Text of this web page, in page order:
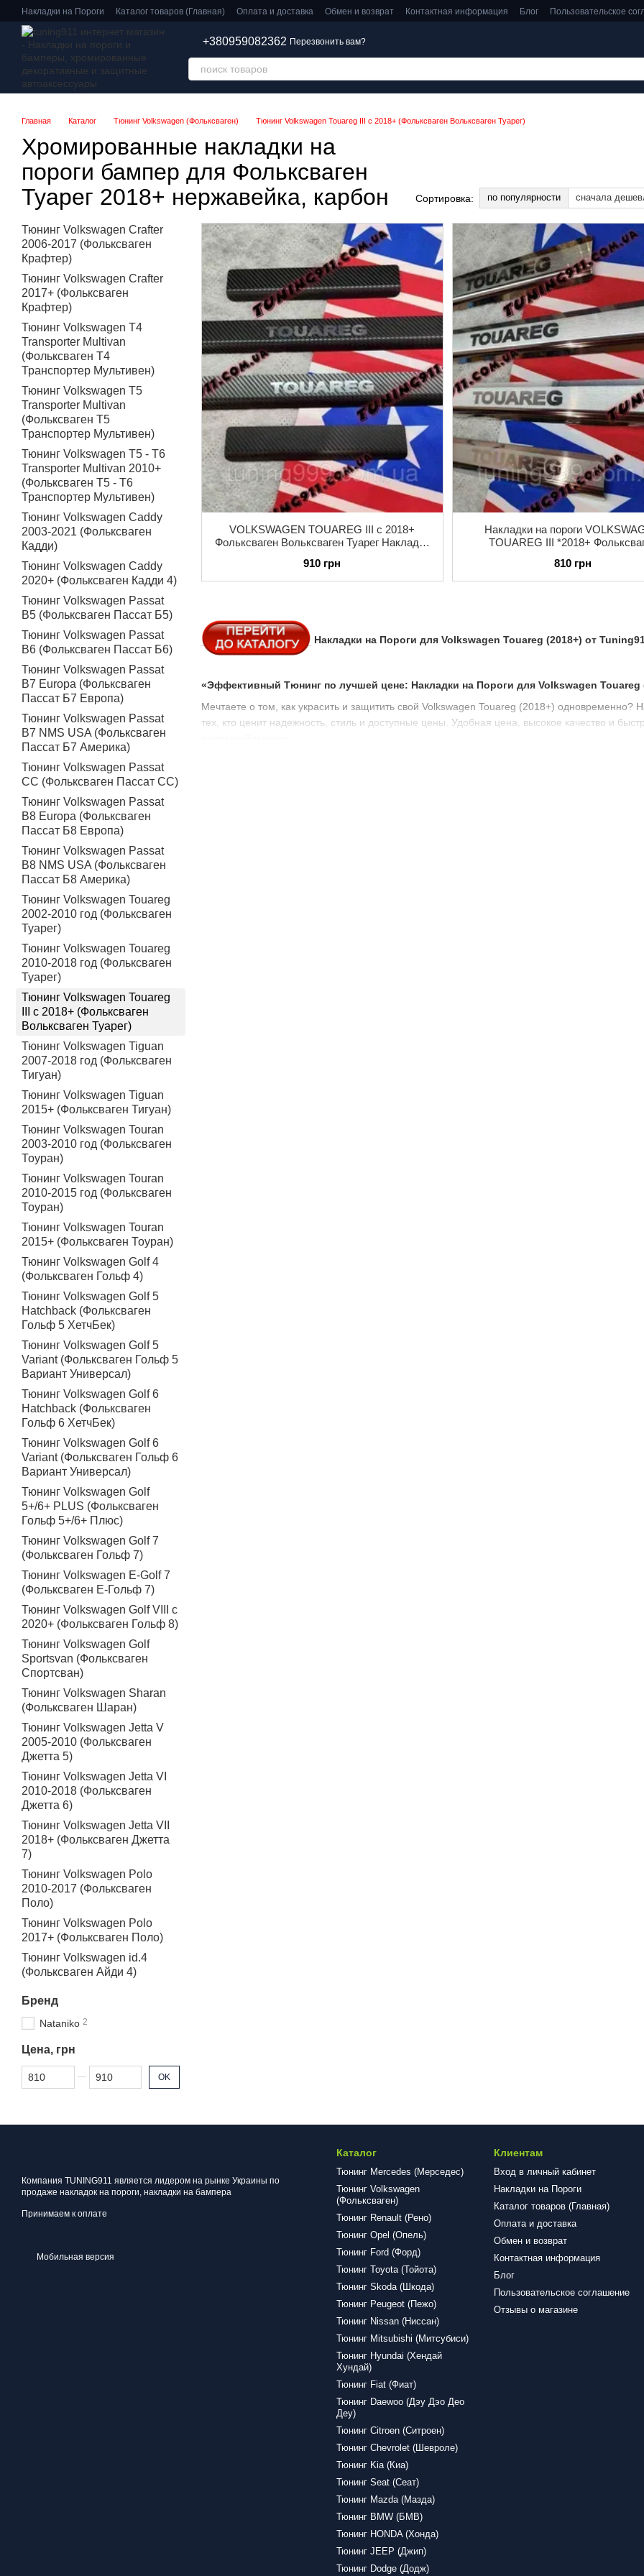
Перейти к основному контенту
Накладки на Пороги Каталог товаров (Главная) Оплата и доставка Обмен и возврат Контактная информация Блог Пользовательское
+380959082362 Перезвонить вам?
Главная Каталог Тюнинг Volkswagen (Фольксваген) Тюнинг Volkswagen Touareg III с 2018+ (Фольксваген Вольксваген Туарег)
Хромированные накладки на
пороги бампер для Фольксваген
Туарег 2018+ нержавейка, карбон
Сортировка: по популярности сначала
Накладки на Пороги для Volkswagen Touareg (2018+) от
«Эффективный Тюнинг по лучшей цене: Накладки на Пороги для Volkswagen Touareg
Мечтаете о том, как украсить и защитить свой Volkswagen Touareg (2018+) одновременно?
тех, кто ценит надежность, стиль и доступные цены. Удобная цена, высокое качество и
VOLKSWAGEN TOUAREG III с 2018+
Фольксваген Вольксваген Туарег Накладки
910 грн
Накладки на пороги
TOUAREG III *2018+
комплект
810 грн
Тюнинг Volkswagen Crafter
2006-2017 (Фольксваген
Крафтер)
Тюнинг Volkswagen Crafter
2017+ (Фольксваген
Крафтер)
Тюнинг Volkswagen T4
Transporter Multivan
(Фольксваген Т4
Транспортер Мультивен)
Тюнинг Volkswagen T5
Transporter Multivan
(Фольксваген Т5
Транспортер Мультивен)
Тюнинг Volkswagen T5 - T6
Transporter Multivan 2010+
(Фольксваген Т5 - Т6
Транспортер Мультивен)
Тюнинг Volkswagen Caddy
2003-2021 (Фольксваген
Кадди)
Тюнинг Volkswagen Caddy
2020+ (Фольксваген Кадди 4)
Тюнинг Volkswagen Passat
B5 (Фольксваген Пассат Б5)
Тюнинг Volkswagen Passat
B6 (Фольксваген Пассат Б6)
Тюнинг Volkswagen Passat
B7 Europa (Фольксваген
Пассат Б7 Европа)
Тюнинг Volkswagen Passat
B7 NMS USA (Фольксваген
Пассат Б7 Америка)
Тюнинг Volkswagen Passat
CC (Фольксваген Пассат СС)
Тюнинг Volkswagen Passat
B8 Europa (Фольксваген
Пассат Б8 Европа)
Тюнинг Volkswagen Passat
B8 NMS USA (Фольксваген
Пассат Б8 Америка)
Тюнинг Volkswagen Touareg
2002-2010 год (Фольксваген
Туарег)
Тюнинг Volkswagen Touareg
2010-2018 год (Фольксваген
Туарег)
Тюнинг Volkswagen Touareg
III с 2018+ (Фольксваген
Вольксваген Туарег)
Тюнинг Volkswagen Tiguan
2007-2018 год (Фольксваген
Тигуан)
Тюнинг Volkswagen Tiguan
2015+ (Фольксваген Тигуан)
Тюнинг Volkswagen Touran
2003-2010 год (Фольксваген
Тоуран)
Тюнинг Volkswagen Touran
2010-2015 год (Фольксваген
Тоуран)
Тюнинг Volkswagen Touran
2015+ (Фольксваген Тоуран)
Тюнинг Volkswagen Golf 4
(Фольксваген Гольф 4)
Тюнинг Volkswagen Golf 5
Hatchback (Фольксваген
Гольф 5 ХетчБек)
Тюнинг Volkswagen Golf 5
Variant (Фольксваген Гольф 5
Вариант Универсал)
Тюнинг Volkswagen Golf 6
Hatchback (Фольксваген
Гольф 6 ХетчБек)
Тюнинг Volkswagen Golf 6
Variant (Фольксваген Гольф 6
Вариант Универсал)
Тюнинг Volkswagen Golf
5+/6+ PLUS (Фольксваген
Гольф 5+/6+ Плюс)
Тюнинг Volkswagen Golf 7
(Фольксваген Гольф 7)
Тюнинг Volkswagen E-Golf 7
(Фольксваген Е-Гольф 7)
Тюнинг Volkswagen Golf VIII с
2020+ (Фольксваген Гольф 8)
Тюнинг Volkswagen Golf
Sportsvan (Фольксваген
Спортсван)
Тюнинг Volkswagen Sharan
(Фольксваген Шаран)
Тюнинг Volkswagen Jetta V
2005-2010 (Фольксваген
Джетта 5)
Тюнинг Volkswagen Jetta VI
2010-2018 (Фольксваген
Джетта 6)
Тюнинг Volkswagen Jetta VII
2018+ (Фольксваген Джетта
7)
Тюнинг Volkswagen Polo
2010-2017 (Фольксваген
Поло)
Тюнинг Volkswagen Polo
2017+ (Фольксваген Поло)
Тюнинг Volkswagen id.4
(Фольксваген Айди 4)
Бренд
Nataniko 2
Цена, грн
От Цена, грн
До Цена, грн OK
Компания TUNING911 является лидером на рынке Украины по
продаже накладок на пороги, накладки на бампера
Принимаем к оплате
Мобильная версия
Каталог
Тюнинг Mercedes (Мерседес)
Тюнинг Volkswagen
(Фольксваген)
Тюнинг Renault (Рено)
Тюнинг Opel (Опель)
Тюнинг Ford (Форд)
Тюнинг Toyota (Тойота)
Тюнинг Skoda (Шкода)
Тюнинг Peugeot (Пежо)
Тюнинг Nissan (Ниссан)
Тюнинг Mitsubishi (Митсубиси)
Тюнинг Hyundai (Хендай
Хундай)
Тюнинг Fiat (Фиат)
Тюнинг Daewoo (Дэу Дэо Део
Деу)
Тюнинг Citroen (Ситроен)
Тюнинг Chevrolet (Шевроле)
Тюнинг Kia (Киа)
Тюнинг Seat (Сеат)
Тюнинг Mazda (Мазда)
Тюнинг BMW (БМВ)
Тюнинг HONDA (Хонда)
Тюнинг JEEP (Джип)
Тюнинг Dodge (Додж)
Клиентам
Вход в личный кабинет
Накладки на Пороги
Каталог товаров (Главная)
Оплата и доставка
Обмен и возврат
Контактная информация
Блог
Пользовательское соглашение
Отзывы о магазине